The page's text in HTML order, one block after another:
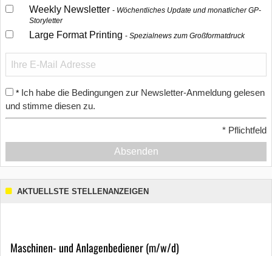
Weekly Newsletter
Wöchentliches Update und monatlicher GP-
Storyletter
Large Format Printing Spezialnews zum Großformatdruck
* Ich habe die Bedingungen zur Newsletter-Anmeldung gelesen
und stimme diesen zu.
* Pflichtfeld
Absenden
AKTUELLSTE STELLENANZEIGEN
Maschinen- und Anlagenbediener (m/w/d)